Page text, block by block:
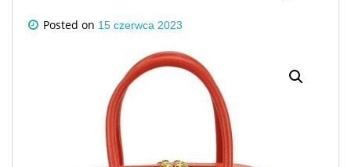
Posted on 15 czerwca 2023